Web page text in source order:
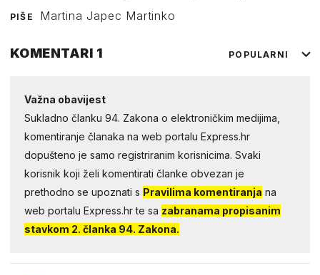
PIŠE Martina Japec Martinko
KOMENTARI 1 POPULARNI
Važna obavijest
Sukladno članku 94. Zakona o elektroničkim medijima,
komentiranje članaka na web portalu Express.hr
dopušteno je samo registriranim korisnicima. Svaki
korisnik koji želi komentirati članke obvezan je
prethodno se upoznati s Pravilima komentiranja na
web portalu Express.hr te sa zabranama propisanim
stavkom 2. članka 94. Zakona.